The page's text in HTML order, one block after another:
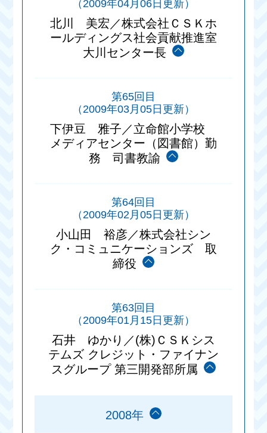
（2009年04月06日更新）
北川 美宏／株式会社ＣＳＫホ
ールディングス社会貢献推進室
大川センター長
第65回目
（2009年03月05日更新）
下伊豆 雅子／立命館小学校
メディアセンター（図書館）勤
務 司書教諭
第64回目
（2009年02月05日更新）
小山田 裕彦／株式会社シン
ク・コミュニケーションズ 取
締役
第63回目
（2009年01月15日更新）
石井 ゆかり／(株)ＣＳＫシス
テムズ クレジット・ファイナン
スグループ 第三開発部所属
2008年